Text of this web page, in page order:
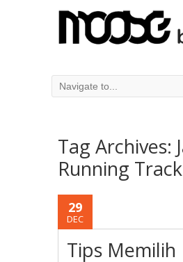
Tag Archives:
Running Track
29
DEC
Tips Memilih